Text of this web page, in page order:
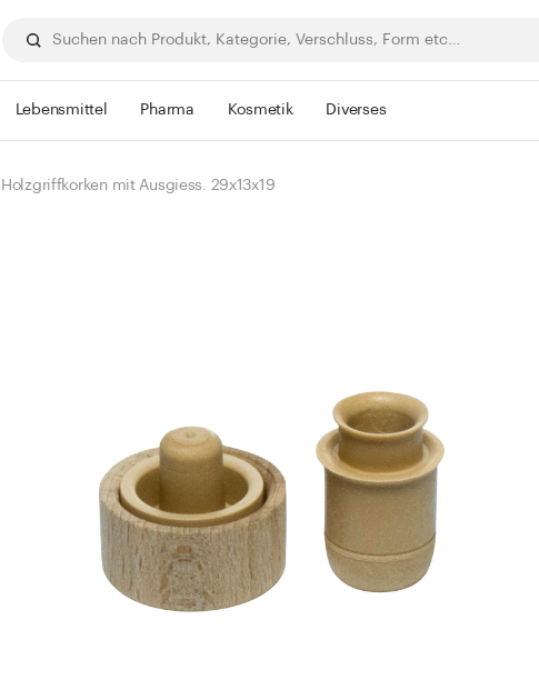
Lebensmittel Pharma Kosmetik Diverses
Holzgriffkorken mit Ausgiess. 29x13x19